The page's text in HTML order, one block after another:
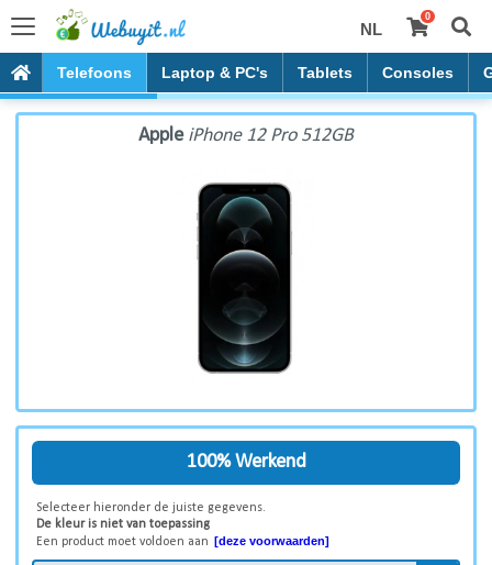
NL
0
Telefoons Laptop & PC's Tablets Consoles
Apple iPhone 12 Pro 512GB
Apple iPhone 12 Pro 512GB
100% Werkend
Selecteer hieronder de juiste gegevens.
De kleur is niet van toepassing
Een product moet voldoen aan [deze voorwaarden]